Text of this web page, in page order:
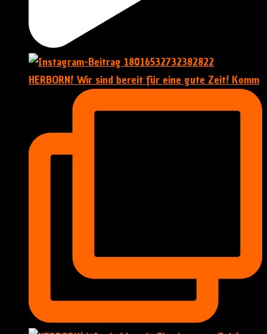
HERBORN! Wir sind bereit für eine gute Zeit! Komm